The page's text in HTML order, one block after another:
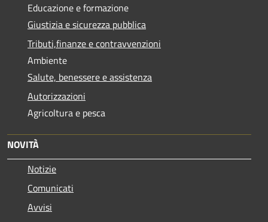
Educazione e formazione
Giustizia e sicurezza pubblica
Tributi,finanze e contravvenzioni
Ambiente
Salute, benessere e assistenza
Autorizzazioni
Agricoltura e pesca
NOVITÀ
Notizie
Comunicati
Avvisi